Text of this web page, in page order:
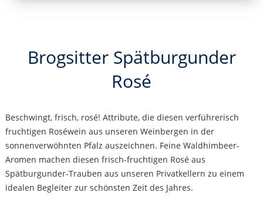
Brogsitter Spätburgunder
Rosé
Beschwingt, frisch, rosé! Attribute, die diesen verführerisch
fruchtigen Roséwein aus unseren Weinbergen in der
sonnenverwöhnten Pfalz auszeichnen. Feine Waldhimbeer-
Aromen machen diesen frisch-fruchtigen Rosé aus
Spätburgunder-Trauben aus unseren Privatkellern zu einem
idealen Begleiter zur schönsten Zeit des Jahres.